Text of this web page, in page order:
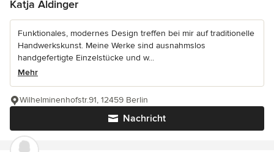
Katja Aldinger
Funktionales, modernes Design treffen bei mir auf traditionelle
Handwerkskunst. Meine Werke sind ausnahmslos
handgefertigte Einzelstücke und w...
Mehr
Nachricht
Wilhelminenhofstr.91, 12459 Berlin